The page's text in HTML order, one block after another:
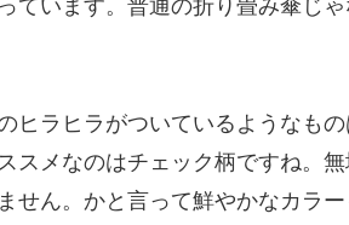
ています。普通の折り畳み傘じ
ヒラヒラがついているようなも
スメなのはチェック柄ですね。
せん。かと言って鮮やかなカラ